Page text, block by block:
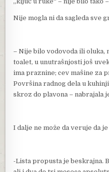
Nije mogla ni da sagleda sve
– Nije bilo vodovoda ili
toalet, u unutrašnjosti još
ima praznine; cev mašine za
Površina radnog dela u
skroz do plavona – nabrajala
I dalje ne može da veruje da
-Lista propusta je beskrajna.